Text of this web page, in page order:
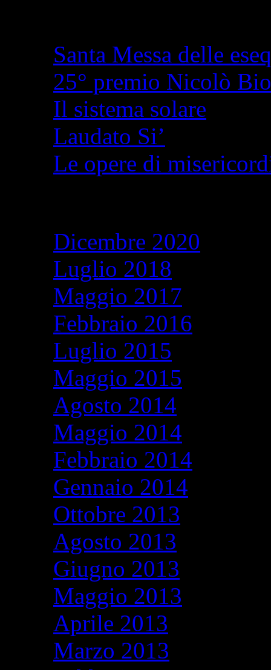
Santa Messa delle
25° premio Nicolò
Il sistema solare
Laudato Si’
Le opere di
Dicembre 2020
Luglio 2018
Maggio 2017
Febbraio 2016
Luglio 2015
Maggio 2015
Agosto 2014
Maggio 2014
Febbraio 2014
Gennaio 2014
Ottobre 2013
Agosto 2013
Giugno 2013
Maggio 2013
Aprile 2013
Marzo 2013